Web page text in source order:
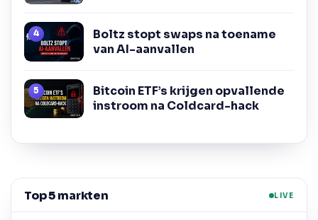
Boltz stopt swaps na toename
van AI-aanvallen
Bitcoin ETF’s krijgen opvallende
instroom na Coldcard-hack
Top 5 markten LIVE